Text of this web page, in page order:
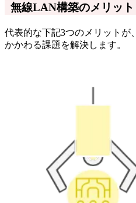
無線LAN構築のメリット
代表的な下記3つのメリットが
かかわる課題を解決します。